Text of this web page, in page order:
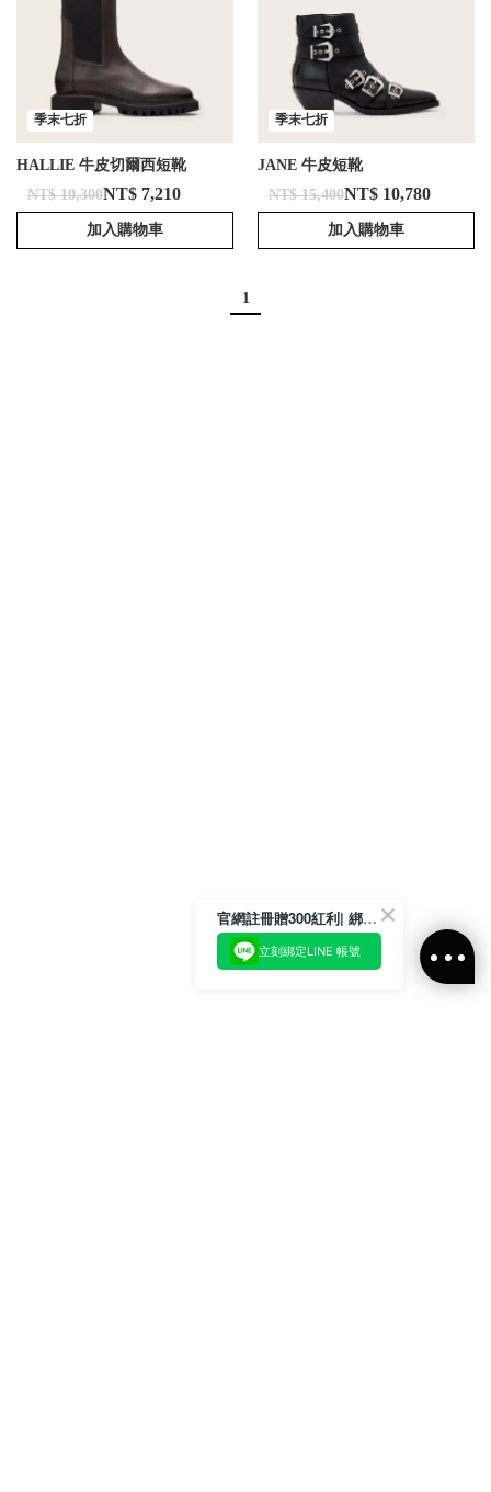
季末七折
HALLIE 牛皮切爾西短靴
NT$ 10,300NT$ 7,210
加入購物車
季末七折
JANE 牛皮短靴
NT$ 15,400NT$ 10,780
加入購物車
1
官網註冊贈300紅利| 綁定LINE再領取專屬優惠
立刻綁定LINE 帳號